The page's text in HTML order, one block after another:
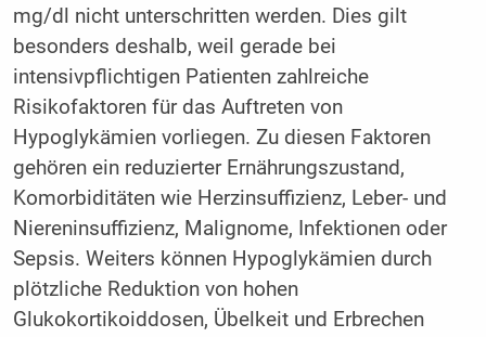
mg/dl nicht unterschritten werden. Dies gilt
besonders deshalb, weil gerade bei
intensivpflichtigen Patienten zahlreiche
Risikofaktoren für das Auftreten von
Hypoglykämien vorliegen. Zu diesen Faktoren
gehören ein reduzierter Ernährungszustand,
Komorbiditäten wie Herzinsuffizienz, Leber- und
Niereninsuffizienz, Malignome, Infektionen oder
Sepsis. Weiters können Hypoglykämien durch
plötzliche Reduktion von hohen
Glukokortikoiddosen, Übelkeit und Erbrechen